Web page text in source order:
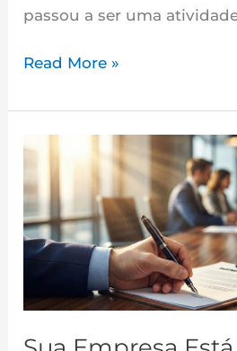
passou a ser uma
Read More »
Sua
Empresa
Está
Contratando
Pessoas
Comprando